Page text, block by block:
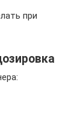
при